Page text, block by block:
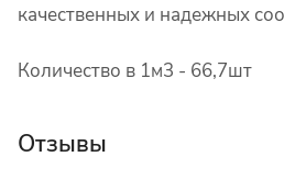
качественных и надежных
Количество в 1м3 - 66,7шт
Отзывы